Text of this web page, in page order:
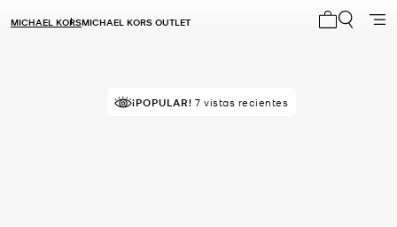
MICHAEL KORSMICHAEL KORS OUTLET
¡POPULAR! 7 vistas recientes